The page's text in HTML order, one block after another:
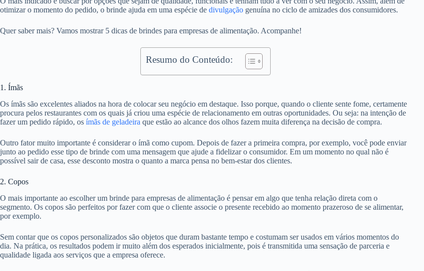
otimizar o momento do pedido, o brinde ajuda em uma espécie de divulgação genuína no ciclo de amizades dos consumidores.
Quer saber mais? Vamos mostrar 5 dicas de brindes para empresas de alimentação. Acompanhe!
Resumo do Conteúdo:
1. Ímãs
Os ímãs são excelentes aliados na hora de colocar seu negócio em destaque. Isso porque, quando o cliente sente fome, certamente
procura pelos restaurantes com os quais já criou uma espécie de relacionamento em outras oportunidades. Ou seja: na intenção de
fazer um pedido rápido, os ímãs de geladeira que estão ao alcance dos olhos fazem muita diferença na decisão de compra.
Outro fator muito importante é considerar o ímã como cupom. Depois de fazer a primeira compra, por exemplo, você pode enviar
junto ao pedido esse tipo de brinde com uma mensagem que ajude a fidelizar o consumidor. Em um momento no qual não é
possível sair de casa, esse desconto mostra o quanto a marca pensa no bem-estar dos clientes.
2. Copos
O mais importante ao escolher um brinde para empresas de alimentação é pensar em algo que tenha relação direta com o
segmento. Os copos são perfeitos por fazer com que o cliente associe o presente recebido ao momento prazeroso de se alimentar,
por exemplo.
Sem contar que os copos personalizados são objetos que duram bastante tempo e costumam ser usados em vários momentos do
dia. Na prática, os resultados podem ir muito além dos esperados inicialmente, pois é transmitida uma sensação de parceria e
qualidade ligada aos serviços que a empresa oferece.